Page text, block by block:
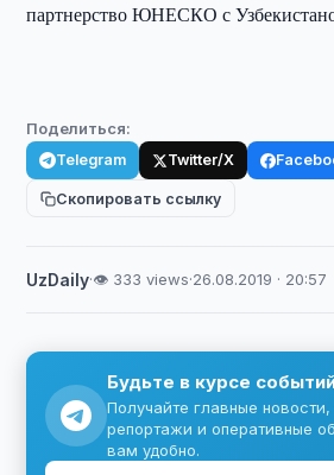
партнерство ЮНЕСКО с
Поделиться:
Telegram Twitter/X
Скопировать ссылку
UzDaily·👁 333 views·26.08.2019 · 20:57
Будьте в курсе
Получайте главные
репортажи и оперативные
вам удобно.